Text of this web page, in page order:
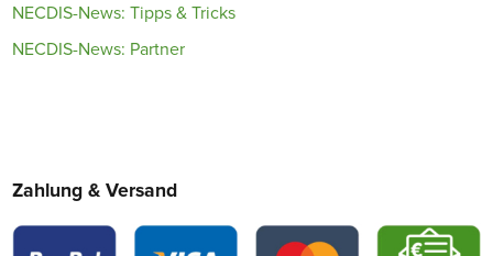
NECDIS-News: Tipps & Tricks
NECDIS-News: Partner
Zahlung & Versand